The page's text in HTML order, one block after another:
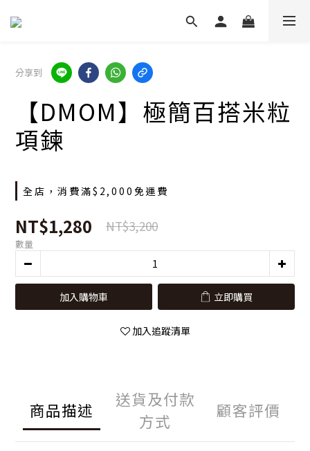
分享到
【DMOM】極簡百搭米粒
項鍊
全店，消費滿$2,000免運費
NT$1,280 NT$3,200
數量
加入購物車 立即購買
加入追蹤清單
商品描述
送貨及付款
方式
顧客評價